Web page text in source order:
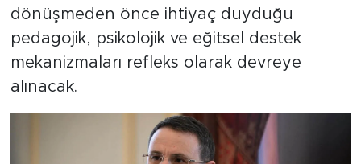
dönüşmeden önce ihtiyaç duyduğu
pedagojik, psikolojik ve eğitsel destek
mekanizmaları refleks olarak devreye
alınacak.